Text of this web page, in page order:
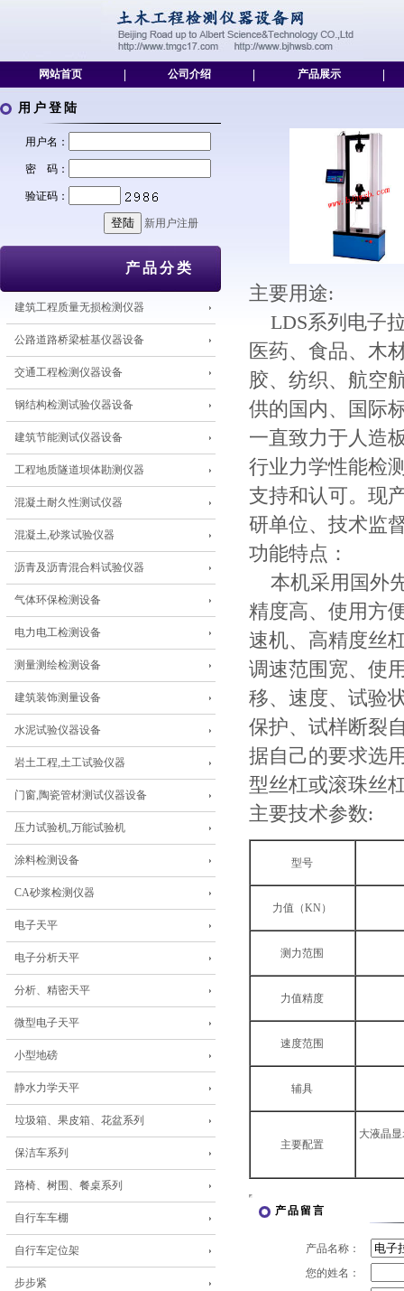
网站首页 公司介绍 产品展示
用户登陆
用户名：
密 码：
验证码：
新用户注册
产品分类
建筑工程质量无损检测仪器
公路道路桥梁桩基仪器设备
交通工程检测仪器设备
钢结构检测试验仪器设备
建筑节能测试仪器设备
工程地质隧道坝体勘测仪器
混凝土耐久性测试仪器
混凝土,砂浆试验仪器
沥青及沥青混合料试验仪器
气体环保检测设备
电力电工检测设备
测量测绘检测设备
建筑装饰测量设备
水泥试验仪器设备
岩土工程,土工试验仪器
门窗,陶瓷管材测试仪器设备
压力试验机,万能试验机
涂料检测设备
CA砂浆检测仪器
电子天平
电子分析天平
分析、精密天平
微型电子天平
小型地磅
静水力学天平
垃圾箱、果皮箱、花盆系列
保洁车系列
路椅、树围、餐桌系列
自行车车棚
自行车定位架
步步紧
主要用途:
LDS系列电子
医药、食品、木
胶、纺织、航空
供的国内、国际
一直致力于人造
行业力学性能检
支持和认可。现
研单位、技术监
功能特点：
本机采用国外
精度高、使用方
速机、高精度丝
调速范围宽、使
移、速度、试验
保护、试样断裂
据自己的要求选
型丝杠或滚珠丝
主要技术参数:
型号
力值（KN）
测力范围
力值精度
速度范围
辅具
主要配置
大液晶
产品留言
产品名称：
您的姓名：